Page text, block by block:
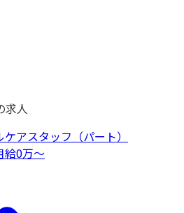
求人
アスタッフ（パート）
給0万〜